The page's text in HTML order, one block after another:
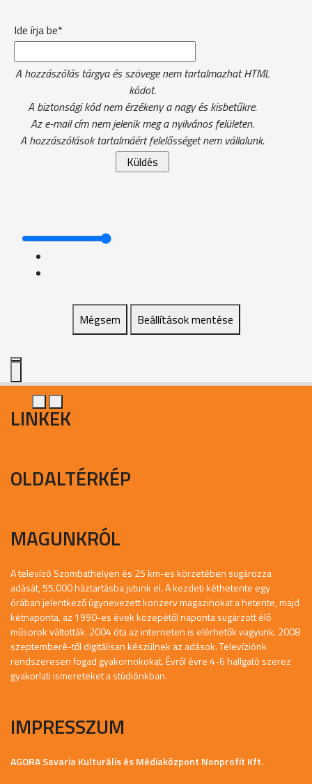
Ide írja be*
A hozzászólás tárgya és szövege nem tartalmazhat HTML
kódot.
A biztonsági kód nem érzékeny a nagy és kisbetűkre.
Az e-mail cím nem jelenik meg a nyilvános felületen.
A hozzászólások tartalmáért felelősséget nem vállalunk.
Mégsem Beállítások mentése
LINKEK
OLDALTÉRKÉP
MAGUNKRÓL
A televízó Szombathelyen és 25 km-es körzetében sugározza
adását, 55.000 háztartásba jutunk el. A kezdeti kéthetente egy
órában jelentkező úgynevezett konzerv magazinokat a hetente, majd
kétnaponta, az 1990-es évek közepétől naponta sugárzott élő
műsorok váltották. 2004 óta az interneten is elérhetők vagyunk. 2008
szeptemberé-től digitálisan készülnek az adások. Televíziónk
rendszeresen fogad gyakornokokat. Évről évre 4-6 hallgató szerez
gyakorlati ismereteket a stúdiónkban.
IMPRESSZUM
AGORA Savaria Kulturális és Médiaközpont Nonprofit Kft.